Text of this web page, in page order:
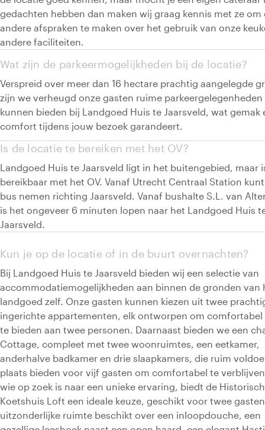
gedachten hebben dan maken wij graag kennis met ze om
andere afspraken te maken over het gebruik van onze
andere faciliteiten.
Wat zijn de parkeermogelijkheden bij de locatie?
Verspreid over meer dan 16 hectare prachtig aangelegde
zijn we verheugd onze gasten ruime parkeergelegenheden
kunnen bieden bij Landgoed Huis te Jaarsveld, wat gemak
comfort tijdens jouw bezoek garandeert.
Is de locatie te bereiken met het OV?
Landgoed Huis te Jaarsveld ligt in het buitengebied, maar
bereikbaar met het OV. Vanaf Utrecht Centraal Station
bus nemen richting Jaarsveld. Vanaf bushalte S.L. van
is het ongeveer 6 minuten lopen naar het Landgoed Huis
Jaarsveld.
Kun je op de locatie of in de buurt overnachten?
Bij Landgoed Huis te Jaarsveld bieden wij een selectie van
accommodatiemogelijkheden aan binnen de gronden van
landgoed zelf. Onze gasten kunnen kiezen uit twee
ingerichte appartementen, elk ontworpen om comfortabel
te bieden aan twee personen. Daarnaast bieden we een
Cottage, compleet met twee woonruimtes, een eetkamer,
anderhalve badkamer en drie slaapkamers, die ruim
plaats bieden voor vijf gasten om comfortabel te
wie op zoek is naar een unieke ervaring, biedt de
Koetshuis Loft een ideale keuze, geschikt voor twee
uitzonderlijke ruimte beschikt over een inloopdouche, een